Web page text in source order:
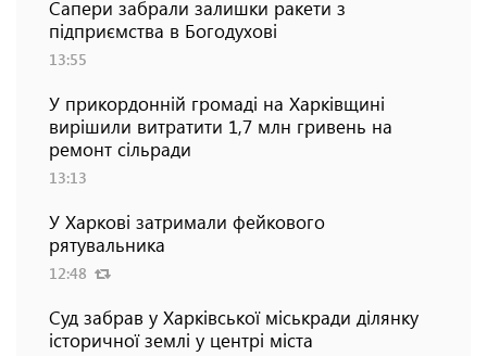
Сапери забрали залишки ракети з
підприємства в Богодухові
13:55
У прикордонній громаді на Харківщині
вирішили витратити 1,7 млн гривень на
ремонт сільради
13:13
У Харкові затримали фейкового
рятувальника
12:48
Суд забрав у Харківської міськради ділянку
історичної землі у центрі міста